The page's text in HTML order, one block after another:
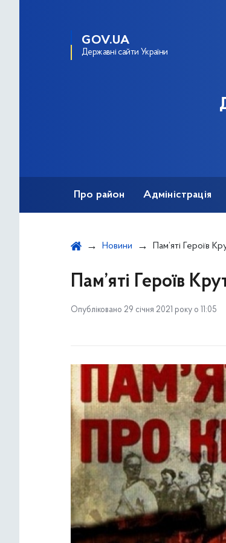
GOV.UA
Державні сайти України
Про район Адміністрація
Новини Пам’яті Героїв
Пам’яті Героїв
Опубліковано 29 січня 2021 року о 11:05